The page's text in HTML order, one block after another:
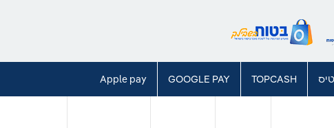
TOPCASH
GOOGLE PAY
Apple pay